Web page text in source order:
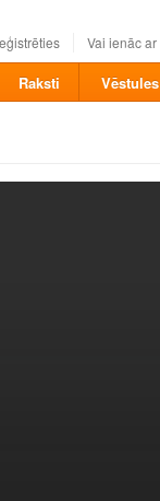
Vai ienāc ar
Raksti Vēstules